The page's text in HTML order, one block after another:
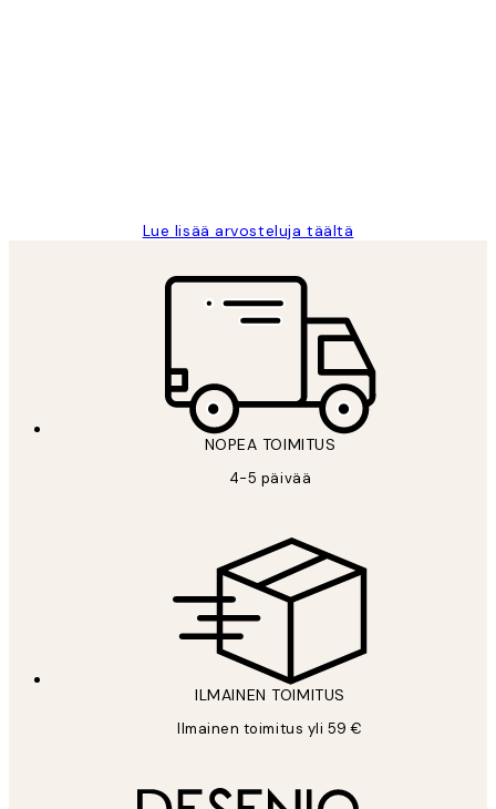
Lue lisää arvosteluja täältä
NOPEA TOIMITUS
4-5 päivää
ILMAINEN TOIMITUS
Ilmainen toimitus yli 59 €